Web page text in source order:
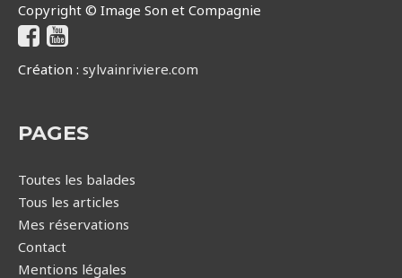
Copyright © Image Son et Compagnie
Création : sylvainriviere.com
PAGES
Toutes les balades
Tous les articles
Mes réservations
Contact
Mentions légales